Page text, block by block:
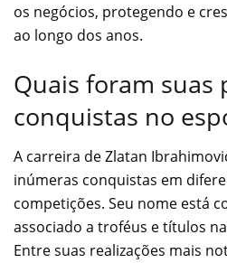
os negócios, protegendo e
ao longo dos anos.
Quais foram suas
conquistas no
A carreira de Zlatan
inúmeras conquistas em
competições. Seu nome está
associado a troféus e títulos
Entre suas realizações mais